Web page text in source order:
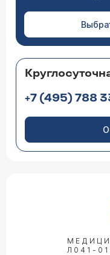
+7 (495) 788
Л041-